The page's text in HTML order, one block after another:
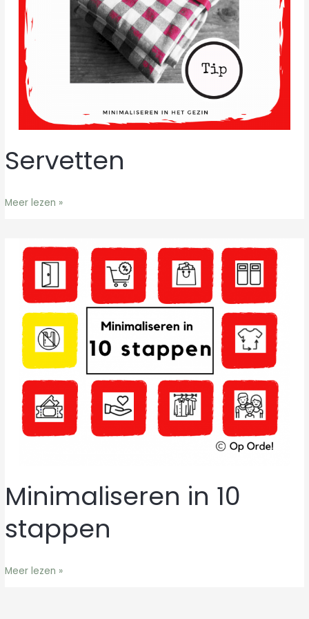
Servetten
Servetten
Meer lezen »
Minimaliseren in 10
stappen
Minimaliseren
in
10
stappen
Meer lezen »